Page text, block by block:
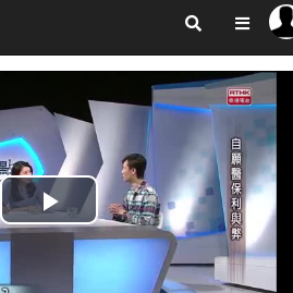
Play
Video